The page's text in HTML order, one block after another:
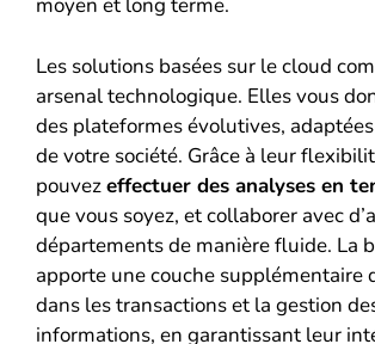
moyen et long terme.
Les solutions basées sur le cloud
arsenal technologique. Elles vous
des plateformes évolutives,
de votre société. Grâce à leur
pouvezeffectuer des analyses en
que vous soyez, et collaborer avec
départements de manière fluide. La
apporte une couche supplémentaire
dans les transactions et la gestion
informations, en garantissant leur